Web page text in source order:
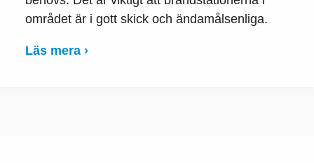
området är i gott skick och ändamålsenliga.
Läs mera ›